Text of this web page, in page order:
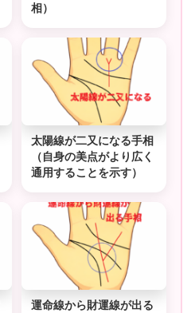
相）
太陽線が二又になる手相
（自身の美点がより広く
通用することを示す）
運命線から財運線が出る